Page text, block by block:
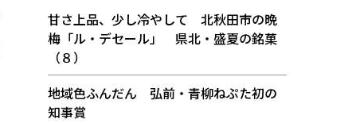
甘さ上品、少し冷やして 北秋田市の晩
梅「ル・デセール」 県北・盛夏の銘菓
（８）
地域色ふんだん 弘前・青柳ねぷた初の
知事賞